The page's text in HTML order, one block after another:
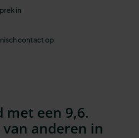
in
contact op
met een 9,6.
anderen in